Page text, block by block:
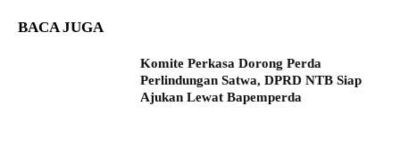
BACA JUGA
Komite Perkasa Dorong Perda
Perlindungan Satwa, DPRD NTB Siap
Ajukan Lewat Bapemperda